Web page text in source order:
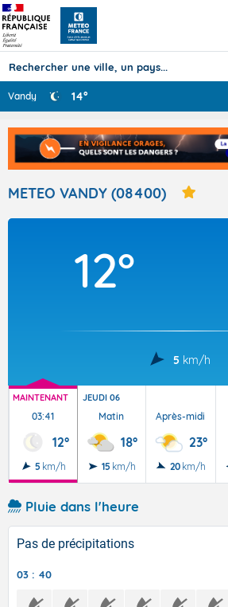
Prévisions
TOUS LES RÉSULTATS
Articles
Vandy 14°
METEO VANDY (08400)
12°
5 km/h
MAINTENANT
03:41
12°
5 km/h
JEUDI 06
Matin
18°
15 km/h
Après-midi
23°
20 km/h
Pluie dans l'heure
Pas de précipitations
03 : 40